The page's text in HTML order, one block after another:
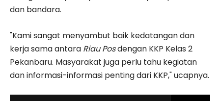
dan bandara.
"Kami sangat menyambut baik kedatangan dan
kerja sama antara Riau Posdengan KKP Kelas 2
Pekanbaru. Masyarakat juga perlu tahu kegiatan
dan informasi-informasi penting dari KKP," ucapnya.